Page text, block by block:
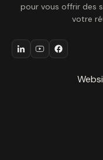
pour vous offrir des
votre